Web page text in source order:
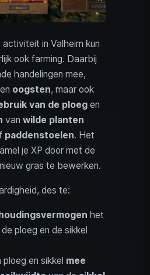
in Valheim kun
ook farming. Daarbij
handelingen mee,
en oogsten, maar ook
van de ploeg en
van wilde planten
paddenstoelen. Het
je XP door met de
gras te bewerken.
des te:
het
ploeg en de sikkel
ploeg en sikkel mee